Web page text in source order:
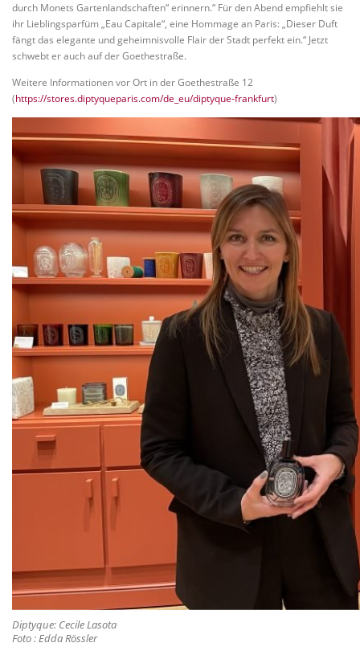
durch Monets Gartenlandschaften“ erinnern.“ Für den Abend empfiehlt sie
ihr Lieblingsparfüm „Eau Capitale“, eine Hommage an Paris: „Dieser Duft
fängt das elegante und geheimnisvolle Flair der Stadt perfekt ein.“ Jetzt
schwebt er auch auf der Goethestraße.
Weitere Informationen vor Ort in der Goethestraße 12
(https://stores.diptyqueparis.com/de_eu/diptyque-frankfurt)
Diptyque: Cecile Lasota
Foto : Edda Rössler